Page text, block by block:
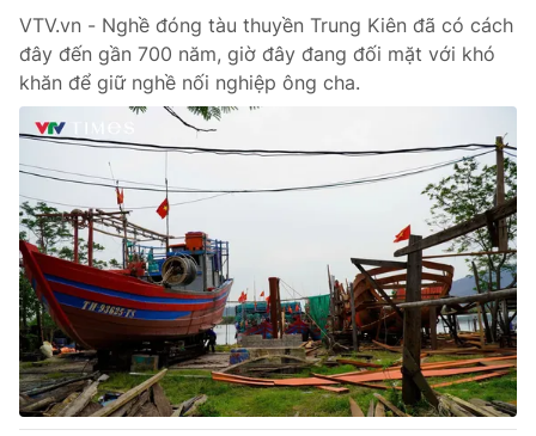
VTV.vn - Nghề đóng tàu thuyền Trung Kiên đã có cách
đây đến gần 700 năm, giờ đây đang đối mặt với khó
khăn để giữ nghề nối nghiệp ông cha.